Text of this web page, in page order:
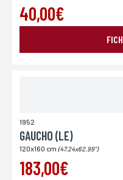
Pays
Si vous souhaitez recevoir une
40,00€
1952
GAUCHO (LE)
120x160 cm (47.24x62.99")
183,00€